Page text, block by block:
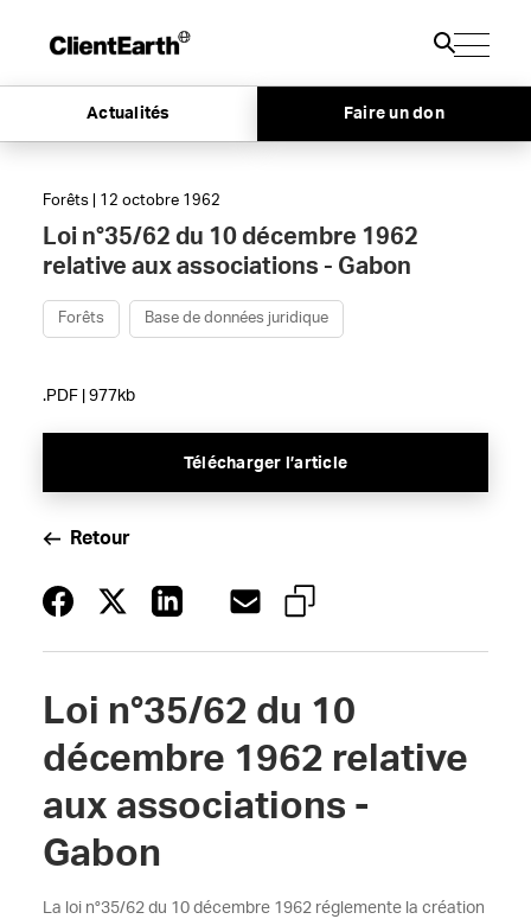
Actualités Faire un don
Forêts | 12 octobre 1962
Loi n°35/62 du 10 décembre 1962
relative aux associations - Gabon
Forêts Base de données juridique
.PDF | 977kb
Télécharger l’article
Retour
Loi n°35/62 du 10
décembre 1962 relative
aux associations -
Gabon
La loi n°35/62 du 10 décembre 1962 réglemente la création